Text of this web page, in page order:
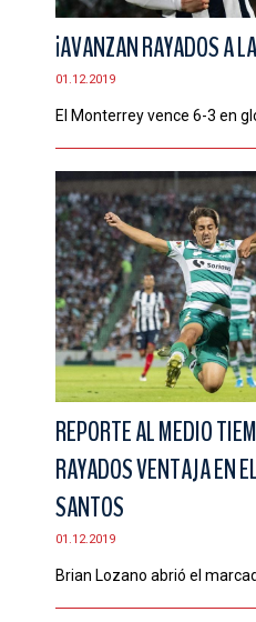
¡AVANZAN RAYADOS A
01.12.2019
El Monterrey vence 6-3 en
REPORTE AL MEDIO
RAYADOS VENTAJA EN
SANTOS
01.12.2019
Brian Lozano abrió el